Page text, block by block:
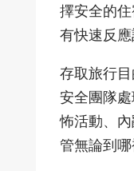
擇安全的
有快速反應
存取旅行
安全團隊
怖活動、
管無論到哪